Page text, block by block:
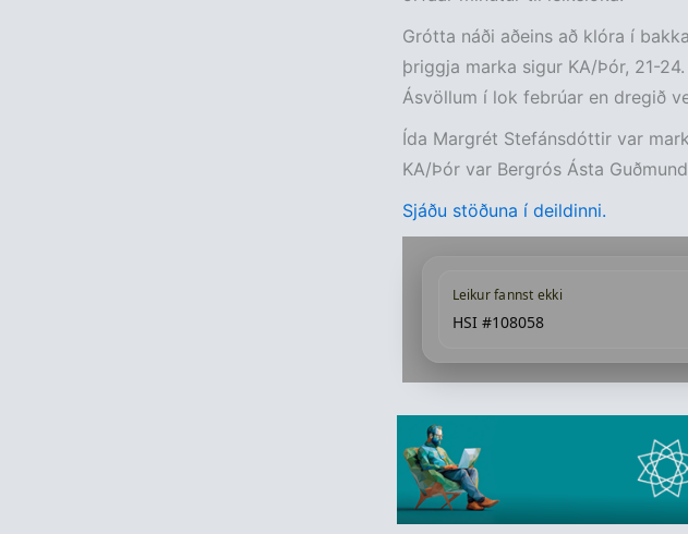
Grótta náði aðeins að klóra í
þriggja marka sigur KA/Þór, 21-
Ásvöllum í lok febrúar en dregið
Ída Margrét Stefánsdóttir var
KA/Þór var Bergrós Ásta
Sjáðu stöðuna í deildinni.
Leikur fannst ekki
HSI #108058